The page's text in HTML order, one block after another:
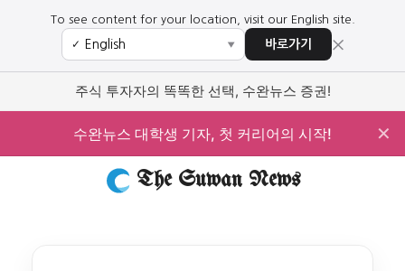
To see content for your location, visit our English site.
✓ ▼ 바로가기 ×
주식 투자자의 똑똑한 선택, 수완뉴스 증권!
수완뉴스 대학생 기자, 첫 커리어의 시작! ✕
The Suwan News